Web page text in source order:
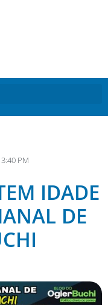
3:40 PM
IDADE
DE